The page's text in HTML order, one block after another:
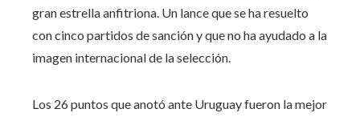
gran estrella anfitriona. Un lance que se ha resuelto
con cinco partidos de sanción y que no ha ayudado a la
imagen internacional de la selección.
Los 26 puntos que anotó ante Uruguay fueron la mejor